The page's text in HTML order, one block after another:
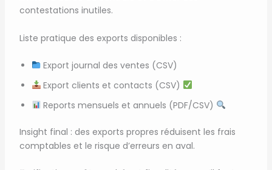
contestations inutiles.
Liste pratique des exports disponibles :
Export journal des ventes (CSV)
Export clients et contacts (CSV)
Reports mensuels et annuels (PDF/CSV)
Insight final : des exports propres réduisent les frais
comptables et le risque d’erreurs en aval.